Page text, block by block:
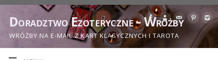
Doradztwo Ezoteryczne - Wróżby
WRÓŻBY NA E-MAIL Z KART KLASYCZNYCH I TAROTA